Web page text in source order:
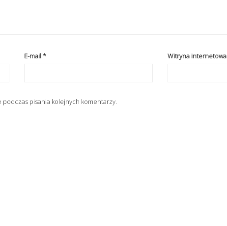
E-mail* Witryna internetowa
pisania kolejnych komentarzy.